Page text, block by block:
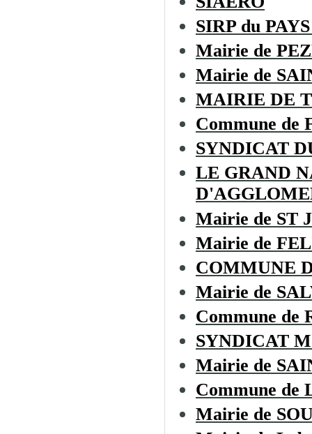
SIRP du
Mairie de
Mairie de
MAIRIE DE
Commune de
SYNDICAT
LE GRAND
Mairie de ST
Mairie de
COMMUNE
Mairie de
Commune de
SYNDICAT
Mairie de
Commune de
Mairie de